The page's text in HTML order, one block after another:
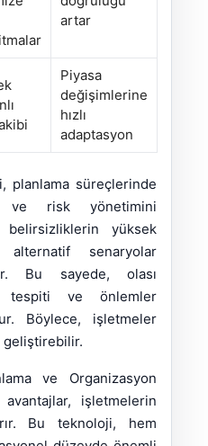
artar
Piyasa
değişimlerine
hızlı
adaptasyon
planlama süreçlerinde
ve risk yönetimini
yüksek
alternatif senaryolar
Bu sayede, olası
tespiti ve önlemler
Böylece, işletmeler
geliştirebilir.
ve Organizasyon
avantajlar, işletmelerin
Bu teknoloji, hem